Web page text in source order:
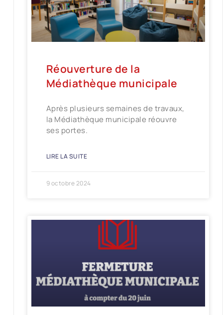
Réouverture de la
Médiathèque municipale
Après plusieurs semaines de travaux,
la Médiathèque municipale réouvre
ses portes.
LIRE LA SUITE
9 octobre 2024